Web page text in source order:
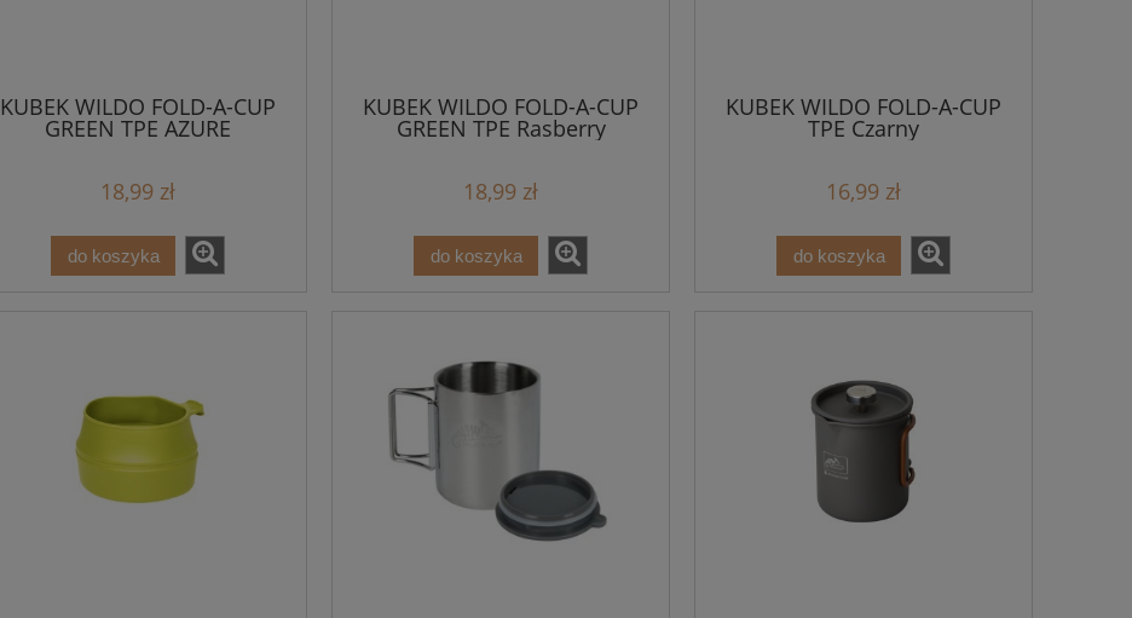
KUBEK WILDO FOLD-A-CUP
GREEN TPE AZURE
18,99 zł
do koszyka
KUBEK WILDO FOLD-A-CUP
GREEN TPE Rasberry
18,99 zł
do koszyka
KUBEK WILDO FOLD-A-CUP
TPE Czarny
16,99 zł
do koszyka